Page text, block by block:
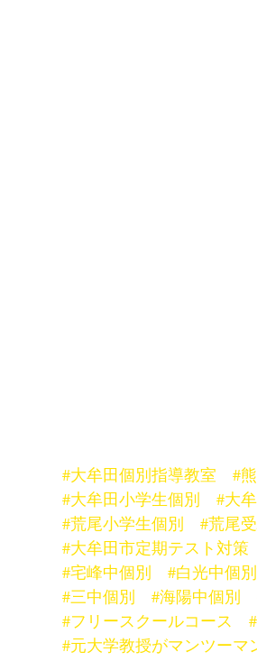
#大牟田個別指導教室 #
#大牟田小学生個別
#大
#荒尾小学生個別
#荒尾
#大牟田市定期テスト対策
#宅峰中個別
#白光中個別
#三中個別
#海陽中個別
#フリースクールコース
#元大学教授がマンツーマ